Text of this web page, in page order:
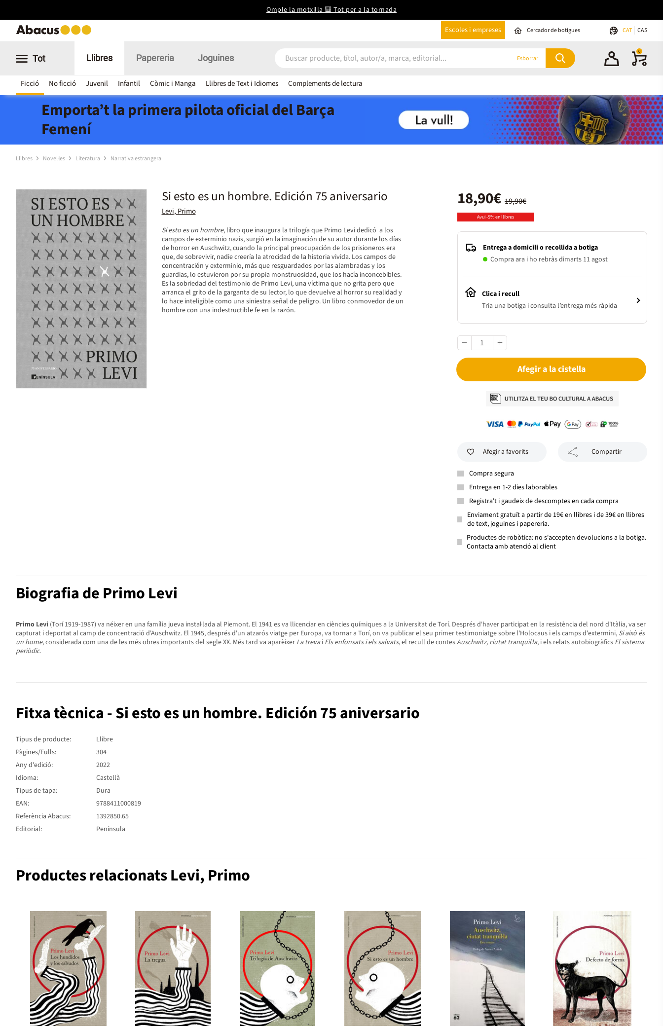
Omple la motxilla 🎒 Tot per a la tornada
Escoles i empreses Cercador de botigues CAT CAS
Tot Llibres
Ficció No ficció Juvenil Infantil Còmic i Manga Llibres de Text i Idiomes Complements de lectura
Papereria Joguines Esborrar
0
Emporta’t la primera pilota oficial del Barça
Femení
Llibres Novel·les Literatura Narrativa estrangera
Si esto es un hombre. Edición 75 aniversario
Levi, Primo
Si esto es un hombre, libro que inaugura la trilogía que Primo Levi dedicó a los
campos de exterminio nazis, surgió en la imaginación de su autor durante los días
de horror en Auschwitz, cuando la principal preocupación de los prisioneros era
que, de sobrevivir, nadie creería la atrocidad de la historia vivida. Los campos de
concentración y exterminio, más que resguardados por las alambradas y los
guardias, lo estuvieron por su propia monstruosidad, que los hacía inconcebibles.
Es la sobriedad del testimonio de Primo Levi, una víctima que no grita pero que
arranca el grito de la garganta de su lector, lo que devuelve al horror su realidad y
lo hace inteligible como una siniestra señal de peligro. Un libro conmovedor de un
hombre con una indestructible fe en la razón.
19,90€
18,90€
Avui -5% en llibres
Entrega a domicili o recollida a botiga
Compra ara i ho rebràs dimarts 11 agost
Clica i recull
Tria una botiga i consulta l’entrega més ràpida
Afegir a la cistella
Afegir a favorits Compartir
Compra segura
Entrega en 1-2 dies laborables
Registra't i gaudeix de descomptes en cada compra
Enviament gratuït a partir de 19€ en llibres i de 39€ en llibres
de text, joguines i papereria.
Productes de robòtica: no s'accepten devolucions a la botiga.
Contacta amb atenció al client
Biografia de Primo Levi
Primo Levi (Torí 1919-1987) va néixer en una família jueva instal·lada al Piemont. El 1941 es va llicenciar en ciències químiques a la Universitat de Torí. Després d'haver participat en la resistència del nord d'Itàlia, va ser
capturat i deportat al camp de concentració d'Auschwitz. El 1945, després d'un atzarós viatge per Europa, va tornar a Torí, on va publicar el seu primer testimoniatge sobre l'Holocaus i els camps d'extermini, Si això és
un home, considerada com una de les més obres importants del segle XX. Més tard va aparèixer La trevai Els enfonsats i els salvats, el recull de contesAuschwitz, ciutat tranquil·la, i els relats autobiogràfics El sistema
periòdic.
Fitxa tècnica - Si esto es un hombre. Edición 75 aniversario
Tipus de producte:
Llibre
Pàgines/Fulls:
304
Any d'edició:
2022
Idioma:
Castellà
Tipus de tapa:
Dura
EAN:
9788411000819
Referència Abacus:
1392850.65
Editorial:
Península
Productes relacionats Levi, Primo